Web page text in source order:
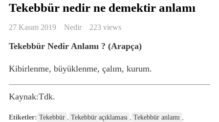
Tekebbür nedir ne demektir anlamı
27 Kasım 2019 Nedir 223 views
Tekebbür Nedir Anlamı ? (Arapça)
Kibirlenme, büyüklenme, çalım, kurum.
Kaynak:Tdk.
Etiketler: Tekebbür , Tekebbür açıklaması , Tekebbür anlamı ,